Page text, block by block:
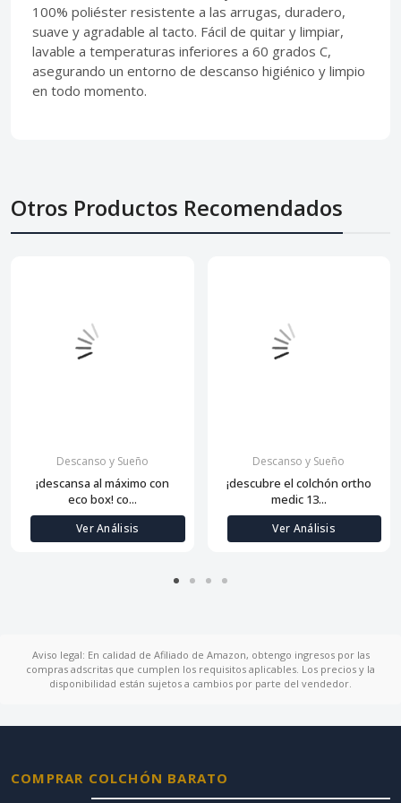
100% poliéster resistente a las arrugas, duradero,
suave y agradable al tacto. Fácil de quitar y limpiar,
lavable a temperaturas inferiores a 60 grados C,
asegurando un entorno de descanso higiénico y limpio
en todo momento.
Otros Productos Recomendados
Descanso y Sueño
¡descansa al máximo con
eco box! co...
Ver Análisis
Descanso y Sueño
¡descubre el colchón ortho
medic 13...
Ver Análisis
Aviso legal: En calidad de Afiliado de Amazon, obtengo ingresos por las
compras adscritas que cumplen los requisitos aplicables. Los precios y la
disponibilidad están sujetos a cambios por parte del vendedor.
COMPRAR COLCHÓN BARATO